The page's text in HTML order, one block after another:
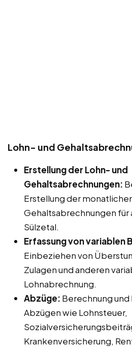
Lohn- und
Erstellung der Lohn- und
Gehaltsabrechnungen:
Erstellung der
Gehaltsabrechnungen für
Sülzetal.
Erfassung von variablen
Einbeziehen von
Zulagen und anderen
Lohnabrechnung.
Abzüge: Berechnung und
Abzügen wie Lohnsteuer,
Krankenversicherung,